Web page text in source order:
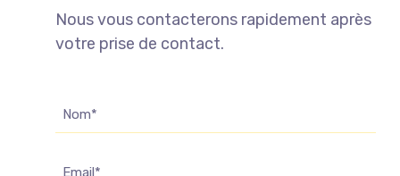
Nous vous contacterons rapidement après
votre prise de contact.
Nom
(Nécessaire)
E-